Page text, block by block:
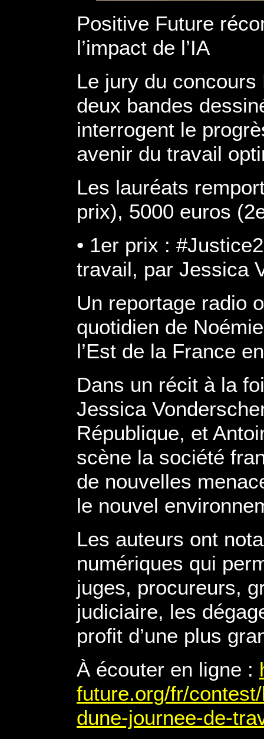
Positive Future
l’impact de l’IA
Le jury du
deux bandes
interrogent le
avenir du travail
Les lauréats
prix), 5000 euros
• 1er prix :
travail, par Jessica
Un reportage radio
quotidien de
l’Est de la France
Dans un récit à la
Jessica
République, et
scène la société
de nouvelles
le nouvel
Les auteurs ont
numériques qui
juges, procureurs,
judiciaire, les
profit d’une plus
À écouter en ligne :
future.org/fr/
dune-journee-de-